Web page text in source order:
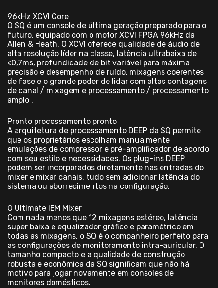
96kHz XCVI Core
O SQ é um console de última geração preparado para o
futuro, equipado com o motor XCVI FPGA 96kHz da
Allen & Heath. O XCVI oferece qualidade de áudio de
alta resolução líder na classe, latência ultrabaixa de
<0,7ms, profundidade de bit variável para máxima
precisão e desempenho de ruído, mixagens coerentes
de fase e o grande poder de lidar com altas contagens
de canal / mixagem e processamento / processamento
amplo .
Pronto processamento pronto
A arquitetura de processamento DEEP da SQ permite
que os proprietários escolham manualmente
emulações de compressor e pré-amplificador de acordo
com seu estilo e necessidades. Os plug-ins DEEP
podem ser incorporados diretamente nas entradas do
mixer e mixar canais, tudo sem adicionar latência do
sistema ou aborrecimentos na configuração.
O Ultimate IEM Mixer
Com nada menos que 12 mixagens estéreo, latência
super baixa e equalizador gráfico e paramétrico em
todas as mixagens, o SQ é o companheiro perfeito para
as configurações de monitoramento intra-auricular. O
tamanho compacto e a qualidade de construção
robusta e econômica da SQ significam que não há
motivo para jogar novamente em consoles de
monitores domésticos.